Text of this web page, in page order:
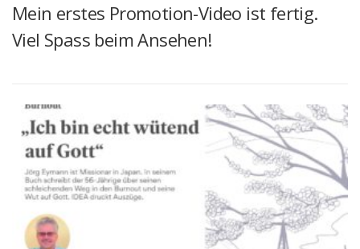
Mein erstes Promotion-Video ist fertig.
Viel Spass beim Ansehen!